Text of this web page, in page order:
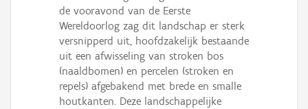
de vooravond van de Eerste
Wereldoorlog zag dit landschap er sterk
versnipperd uit, hoofdzakelijk bestaande
uit een afwisseling van stroken bos
(naaldbomen) en percelen (stroken en
repels) afgebakend met brede en smalle
houtkanten. Deze landschappelijke